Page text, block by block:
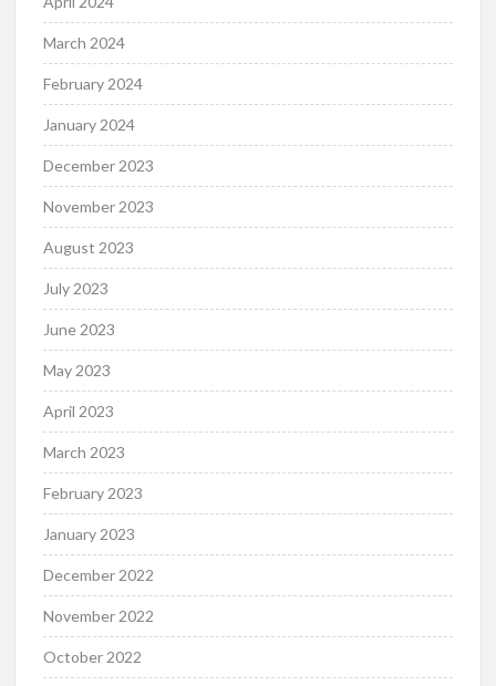
March 2024
February 2024
January 2024
December 2023
November 2023
August 2023
July 2023
June 2023
May 2023
April 2023
March 2023
February 2023
January 2023
December 2022
November 2022
October 2022